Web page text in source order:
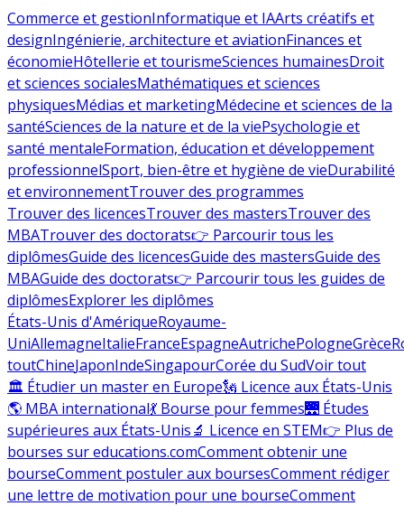
Commerce et gestionInformatique et IAArts créatifs et
designIngénierie, architecture et aviationFinances et
économieHôtellerie et tourismeSciences humainesDroit
et sciences socialesMathématiques et sciences
physiquesMédias et marketingMédecine et sciences de la
santéSciences de la nature et de la viePsychologie et
santé mentaleFormation, éducation et développement
professionnelSport, bien-être et hygiène de vieDurabilité
et environnementTrouver des programmes
Trouver des licencesTrouver des mastersTrouver des
MBATrouver des doctorats👉 Parcourir tous les
diplômesGuide des licencesGuide des mastersGuide des
MBAGuide des doctorats👉 Parcourir tous les guides de
diplômesExplorer les diplômes
États-Unis d'AmériqueRoyaume-
UniAllemagneItalieFranceEspagneAutrichePologneGrèce
toutChineJaponIndeSingapourCorée du SudVoir tout
🏛 Étudier un master en Europe🗽 Licence aux États-Unis
🌎 MBA international💃 Bourse pour femmes🌉 Études
supérieures aux États-Unis🔬 Licence en STEM👉 Plus de
bourses sur educations.comComment obtenir une
bourseComment postuler aux boursesComment rédiger
une lettre de motivation pour une bourseComment